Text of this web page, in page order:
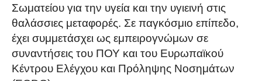
Σωματείου για την υγεία και την υγιεινή στις
θαλάσσιες μεταφορές. Σε παγκόσμιο επίπεδο,
έχει συμμετάσχει ως εμπειρογνώμων σε
συναντήσεις του ΠΟΥ και του Ευρωπαϊκού
Κέντρου Ελέγχου και Πρόληψης Νοσημάτων